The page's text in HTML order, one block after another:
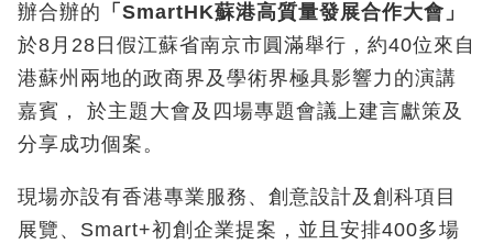
辦合辦的 「 SmartHK蘇港高質量發展合作大會」
於8月28日假江蘇省南京市圓滿舉行，約40位來自
港蘇州兩地的政商界及學術界極具影響力的演講
嘉賓， 於主題大會及四場專題會議上建言獻策及
分享成功個案。
現場亦設有香港專業服務、創意設計及創科項目
展覽、Smart+初創企業提案，並且安排400多場